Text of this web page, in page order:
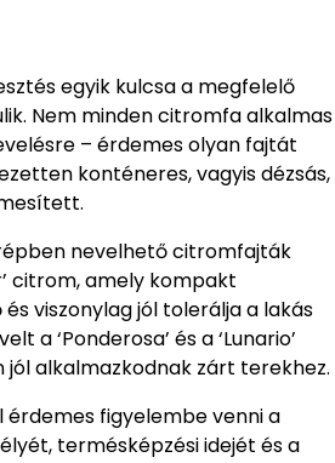
egyik kulcsa a megfelelő
Nem minden citromfa alkalmas
– érdemes olyan fajtát
konténeres, vagyis dézsás,
nevelhető citromfajták
citrom, amely kompakt
viszonylag jól tolerálja a lakás
a ‘Ponderosa’ és a ‘Lunario’
jól alkalmazkodnak zárt terekhez.
érdemes figyelembe venni a
termésképzési idejét és a